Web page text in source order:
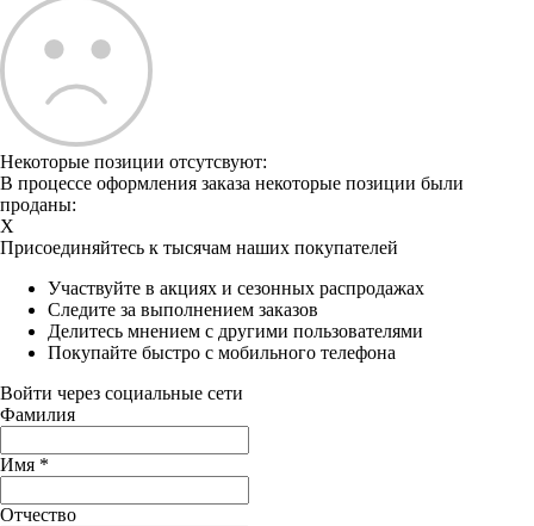
Некоторые позиции отсутсвуют:
В процессе оформления заказа некоторые позиции были
проданы:
X
Присоединяйтесь к тысячам наших покупателей
Участвуйте в акциях и сезонных распродажах
Следите за выполнением заказов
Делитесь мнением с другими пользователями
Покупайте быстро с мобильного телефона
Войти через социальные сети
Фамилия
Имя *
Отчество